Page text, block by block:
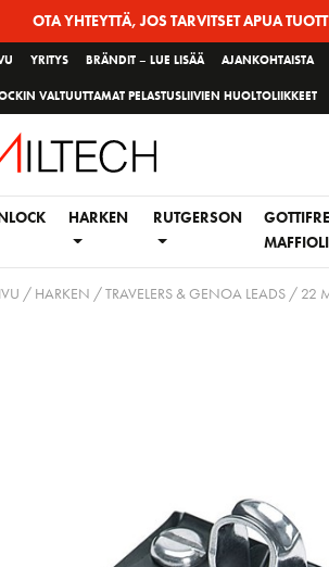
OTA YHTEYTTÄ, JOS TARVITSET APUA
YRITYS BRÄNDIT – LUE LISÄÄ AJANKOHTAISTA
VALTUUTTAMAT PELASTUSLIIVIEN HUOLTOLIIKKEET
HARKEN RUTGERSON
MAFFIOLI
/ HARKEN /TRAVELERS & GENOA LEADS/ 22